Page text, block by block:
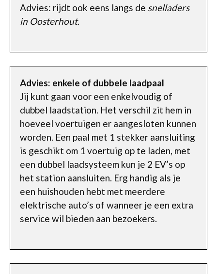
Advies: rijdt ook eens langs de snelladers
in Oosterhout.
Advies: enkele of dubbele laadpaal
Jij kunt gaan voor een enkelvoudig of
dubbel laadstation. Het verschil zit hem in
hoeveel voertuigen er aangesloten kunnen
worden. Een paal met 1 stekker aansluiting
is geschikt om 1 voertuig op te laden, met
een dubbel laadsysteem kun je 2 EV’s op
het station aansluiten. Erg handig als je
een huishouden hebt met meerdere
elektrische auto’s of wanneer je een extra
service wil bieden aan bezoekers.